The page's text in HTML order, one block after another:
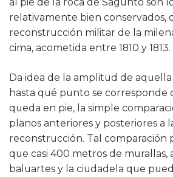
relativamente bien conservados,
reconstrucción militar de la
cima, acometida entre 1810 y 1813.
Da idea de la amplitud de
hasta qué punto se corresponde
queda en pie, la simple
planos anteriores y posteriores a
reconstrucción. Tal comparación
que casi 400 metros de murallas,
baluartes y la ciudadela que